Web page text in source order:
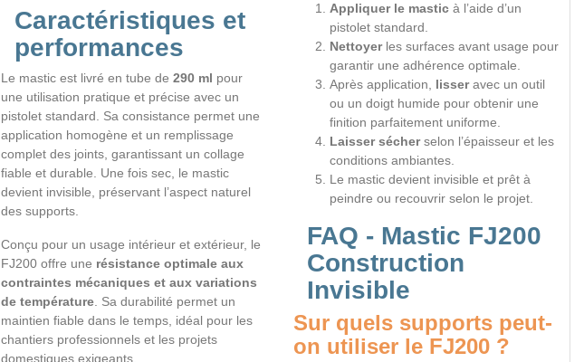
Caractéristiques et
performances
Le mastic est livré en tube de 290 ml pour
une utilisation pratique et précise avec un
pistolet standard. Sa consistance permet une
application homogène et un remplissage
complet des joints, garantissant un collage
fiable et durable. Une fois sec, le mastic
devient invisible, préservant l’aspect naturel
des supports.
Conçu pour un usage intérieur et extérieur, le
FJ200 offre une résistance optimale aux
contraintes mécaniques et aux variations
de température . Sa durabilité permet un
maintien fiable dans le temps, idéal pour les
chantiers professionnels et les projets
domestiques exigeants.
Appliquer le mastic à l’aide d’un
pistolet standard.
Nettoyerles surfaces avant usage pour
garantir une adhérence optimale.
Après application, lisseravec un outil
ou un doigt humide pour obtenir une
finition parfaitement uniforme.
Laisser sécherselon l’épaisseur et les
conditions ambiantes.
Le mastic devient invisible et prêt à
peindre ou recouvrir selon le projet.
FAQ - Mastic FJ200
Construction
Invisible
Sur quels supports peut-
on utiliser le FJ200 ?